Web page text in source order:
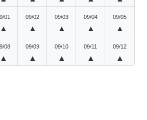
01
▲
09/02
▲
09/03
▲
09/04
▲
09/05
▲
08
▲
09/09
▲
09/10
▲
09/11
▲
09/12
▲